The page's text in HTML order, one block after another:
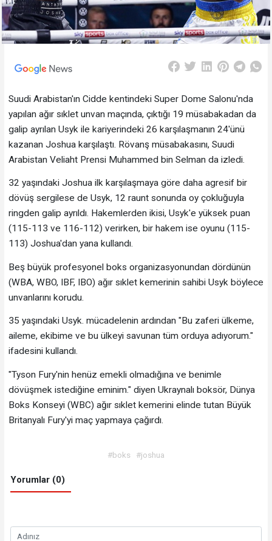
Suudi Arabistan'ın Cidde kentindeki Super Dome Salonu'nda
yapılan ağır sıklet unvan maçında, çıktığı 19 müsabakadan da
galip ayrılan Usyk ile kariyerindeki 26 karşılaşmanın 24'ünü
kazanan Joshua karşılaştı. Rövanş müsabakasını, Suudi
Arabistan Veliaht Prensi Muhammed bin Selman da izledi.
32 yaşındaki Joshua ilk karşılaşmaya göre daha agresif bir
dövüş sergilese de Usyk, 12 raunt sonunda oy çokluğuyla
ringden galip ayrıldı. Hakemlerden ikisi, Usyk'e yüksek puan
(115-113 ve 116-112) verirken, bir hakem ise oyunu (115-
113) Joshua'dan yana kullandı.
Beş büyük profesyonel boks organizasyonundan dördünün
(WBA, WBO, IBF, IBO) ağır sıklet kemerinin sahibi Usyk böylece
unvanlarını korudu.
35 yaşındaki Usyk. mücadelenin ardından "Bu zaferi ülkeme,
aileme, ekibime ve bu ülkeyi savunan tüm orduya adıyorum."
ifadesini kullandı.
"Tyson Fury'nin henüz emekli olmadığına ve benimle
dövüşmek istediğine eminim." diyen Ukraynalı boksör, Dünya
Boks Konseyi (WBC) ağır sıklet kemerini elinde tutan Büyük
Britanyalı Fury'yi maç yapmaya çağırdı.
#boks #joshua
Yorumlar (0)